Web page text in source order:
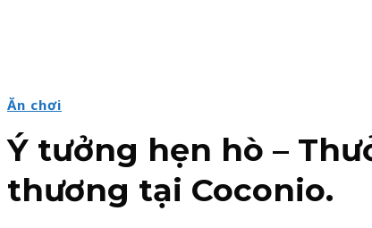
Ăn chơi
Ý tưởng hẹn hò –
thương tại Coconio.